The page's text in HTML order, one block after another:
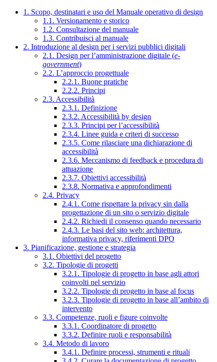
1. Scopo, destinatari e uso del Manuale operativo di design
1.1. Versionamento e storico
1.2. Consultazione del manuale
1.3. Contribuisci al manuale
2. Introduzione al design per i servizi pubblici digitali
2.1. Design per l’amministrazione digitale (e-
government)
2.2. L’approccio progettuale
2.2.1. Buone pratiche
2.2.2. Principi
2.3. Accessibilità
2.3.1. Definizione
2.3.2. Accessibilità by design
2.3.3. Principi per l’accessibilità
2.3.4. Linee guida e criteri di successo
2.3.5. Come rilasciare una dichiarazione di
accessibilità
2.3.6. Meccanismo di feedback e procedura di
attuazione
2.3.7. Obiettivi accessibilità
2.3.8. Normativa e approfondimenti
2.4. Privacy
2.4.1. Come rispettare la privacy sin dalla
progettazione di un sito o servizio digitale
2.4.2. Richiedi il consenso quando necessario
2.4.3. Le basi del sito web: architettura,
informativa privacy, riferimenti DPO
3. Pianificazione, gestione e strategia
3.1. Obiettivi del progetto
3.2. Tipologie di progetti
3.2.1. Tipologie di progetto in base agli attori
coinvolti nel servizio
3.2.2. Tipologie di progetto in base al focus
3.2.3. Tipologie di progetto in base all’ambito di
intervento
3.3. Competenze, ruoli e figure coinvolte
3.3.1. Coordinatore di progetto
3.3.2. Definire ruoli e responsabilità
3.4. Metodo di lavoro
3.4.1. Definire processi, strumenti e rituali